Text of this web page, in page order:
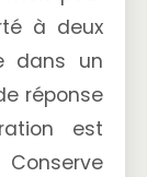
à deux
dans un
réponse
est